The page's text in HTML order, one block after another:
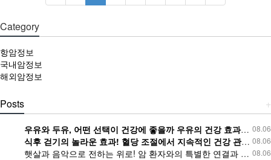
Category
항암정보
국내암정보
해외암정보
+
Posts
08.06
우유와 두유, 어떤 선택이 건강에 좋을까 우유의 건강 효과와 섭취 가이드!
08.06
식후 걷기의 놀라운 효과! 혈당 조절에서 지속적인 건강 관리까지
08.06
햇살과 음악으로 전하는 위로! 암 환자와의 특별한 연결과 회복의 여정